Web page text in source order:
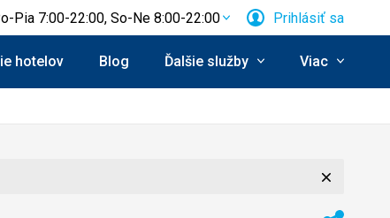
Pia 7:00-22:00, So-Ne 8:00-22:00 Prihlásiť sa
hotelov Blog Ďalšie služby Viac